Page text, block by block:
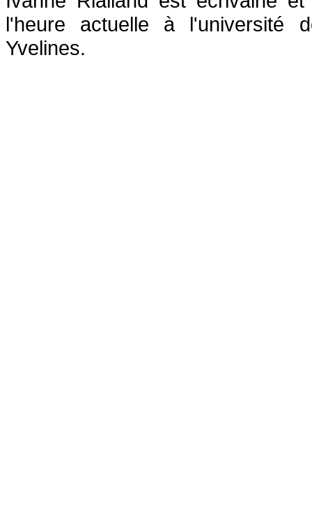
l'heure actuelle à l'université
Yvelines.